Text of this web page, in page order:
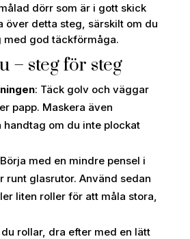
dörr som är i gott skick
över detta steg, särskilt om du
med god täckförmåga.
– steg för steg
: Täck golv och väggar
papp. Maskera även
handtag om du inte plockat
med en mindre pensel i
runt glasrutor. Använd sedan
liten roller för att måla stora,
du rollar, dra efter med en lätt